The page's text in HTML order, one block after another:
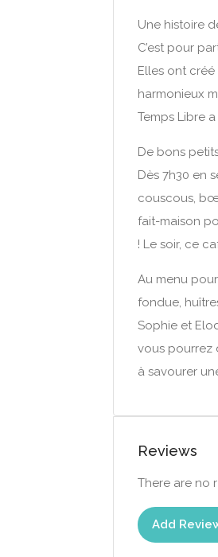
Une histoire
C’est pour
Elles ont
harmonieux
Temps Libre
De bons
Dès 7h30 en
couscous,
fait-maison
! Le soir, ce
Au menu
fondue,
Sophie et
vous pourrez
à savourer
Reviews
There are no
Add